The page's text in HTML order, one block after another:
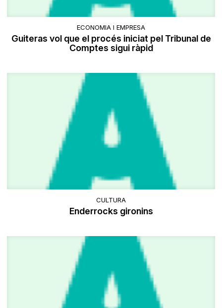
ECONOMIA I EMPRESA
Guiteras vol que el procés iniciat pel Tribunal de
Comptes sigui ràpid
CULTURA
Enderrocks gironins